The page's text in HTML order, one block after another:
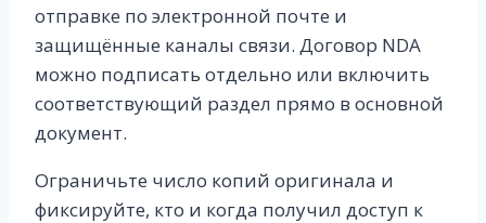
отправке по электронной почте и
защищённые каналы связи. Договор NDA
можно подписать отдельно или включить
соответствующий раздел прямо в основной
документ.
Ограничьте число копий оригинала и
фиксируйте, кто и когда получил доступ к